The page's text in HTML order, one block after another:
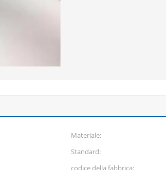
Materiale:
Standard:
codice della fabbrica: